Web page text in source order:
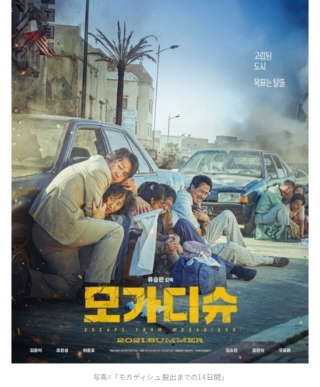
写真=「モガディシュ 脱出までの14日間」